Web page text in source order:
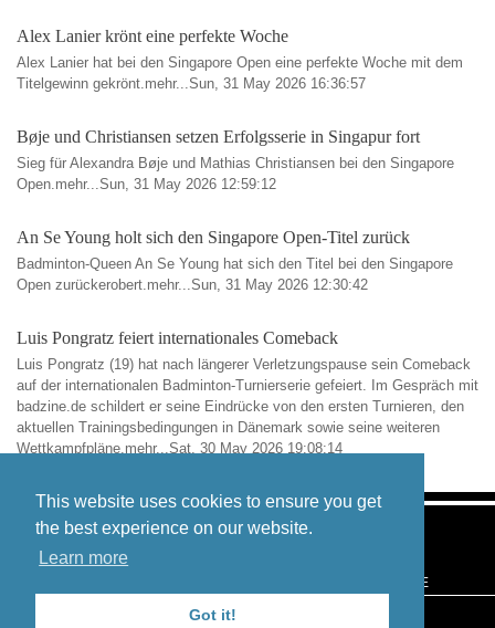
This website uses cookies to ensure you get
the best experience on our website.
Learn more
Got it!
Alex Lanier krönt eine perfekte Woche
Alex Lanier hat bei den Singapore Open eine perfekte Woche mit dem
Titelgewinn gekrönt.mehr...Sun, 31 May 2026 16:36:57
Bøje und Christiansen setzen Erfolgsserie in Singapur fort
Sieg für Alexandra Bøje und Mathias Christiansen bei den Singapore
Open.mehr...Sun, 31 May 2026 12:59:12
An Se Young holt sich den Singapore Open-Titel zurück
Badminton-Queen An Se Young hat sich den Titel bei den Singapore
Open zurückerobert.mehr...Sun, 31 May 2026 12:30:42
Luis Pongratz feiert internationales Comeback
Luis Pongratz (19) hat nach längerer Verletzungspause sein Comeback
auf der internationalen Badminton-Turnierserie gefeiert. Im Gespräch mit
badzine.de schildert er seine Eindrücke von den ersten Turnieren, den
aktuellen Trainingsbedingungen in Dänemark sowie seine weiteren
Wettkampfpläne.mehr...Sat, 30 May 2026 19:08:14
TERMS OF USE